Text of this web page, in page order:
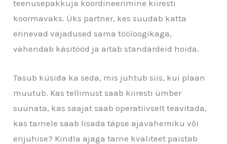
teenusepakkuja koordineerimine kiiresti
koormavaks. Üks partner, kes suudab katta
erinevad vajadused sama tööloogikaga,
vähendab käsitööd ja aitab standardeid hoida.
Tasub küsida ka seda, mis juhtub siis, kui plaan
muutub. Kas tellimust saab kiiresti ümber
suunata, kas saajat saab operatiivselt teavitada,
kas tarnele saab lisada täpse ajavahemiku või
erijuhise? Kindla ajaga tarne kvaliteet paistab